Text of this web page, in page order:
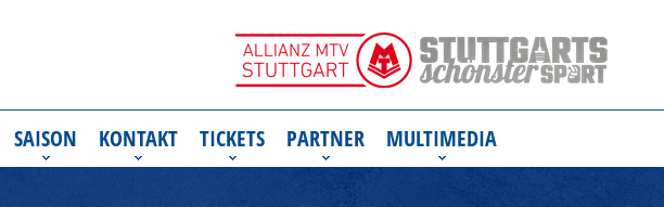
SAISON KONTAKT TICKETS PARTNER MULTIMEDIA